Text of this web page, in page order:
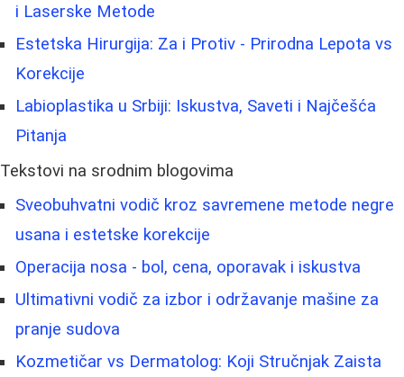
i Laserske Metode
Estetska Hirurgija: Za i Protiv - Prirodna Lepota vs
Korekcije
Labioplastika u Srbiji: Iskustva, Saveti i Najčešća
Pitanja
Tekstovi na srodnim blogovima
Sveobuhvatni vodič kroz savremene metode negre
usana i estetske korekcije
Operacija nosa - bol, cena, oporavak i iskustva
Ultimativni vodič za izbor i održavanje mašine za
pranje sudova
Kozmetičar vs Dermatolog: Koji Stručnjak Zaista